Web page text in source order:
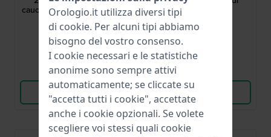
caucciù bianco superiore o
inferiore senza fibbia
300,00 €
● Disponibile
Confronta
Vedi i prodotti
origine biologica
61,00 €
● Disponibile
Vedi i prodotti
Orologio.it utilizza diversi tipi
di cookie. Per alcuni tipi abbiamo
bisogno del vostro consenso.
I cookie necessari e le statistiche
anonime sono sempre attivi
automaticamente; se cliccate su
"accetta tutti i cookie", accettate
anche i cookie opzionali. Se volete
scegliere voi stessi quali cookie